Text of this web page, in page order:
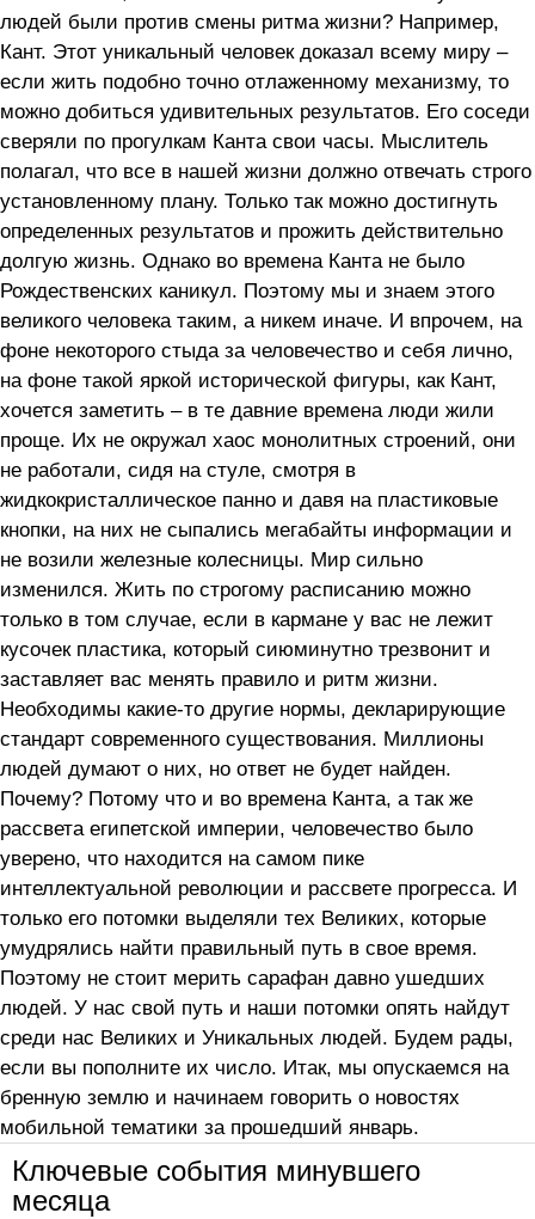
людей были против смены ритма жизни? Например,
Кант. Этот уникальный человек доказал всему миру –
если жить подобно точно отлаженному механизму, то
можно добиться удивительных результатов. Его соседи
сверяли по прогулкам Канта свои часы. Мыслитель
полагал, что все в нашей жизни должно отвечать строго
установленному плану. Только так можно достигнуть
определенных результатов и прожить действительно
долгую жизнь. Однако во времена Канта не было
Рождественских каникул. Поэтому мы и знаем этого
великого человека таким, а никем иначе. И впрочем, на
фоне некоторого стыда за человечество и себя лично,
на фоне такой яркой исторической фигуры, как Кант,
хочется заметить – в те давние времена люди жили
проще. Их не окружал хаос монолитных строений, они
не работали, сидя на стуле, смотря в
жидкокристаллическое панно и давя на пластиковые
кнопки, на них не сыпались мегабайты информации и
не возили железные колесницы. Мир сильно
изменился. Жить по строгому расписанию можно
только в том случае, если в кармане у вас не лежит
кусочек пластика, который сиюминутно трезвонит и
заставляет вас менять правило и ритм жизни.
Необходимы какие-то другие нормы, декларирующие
стандарт современного существования. Миллионы
людей думают о них, но ответ не будет найден.
Почему? Потому что и во времена Канта, а так же
рассвета египетской империи, человечество было
уверено, что находится на самом пике
интеллектуальной революции и рассвете прогресса. И
только его потомки выделяли тех Великих, которые
умудрялись найти правильный путь в свое время.
Поэтому не стоит мерить сарафан давно ушедших
людей. У нас свой путь и наши потомки опять найдут
среди нас Великих и Уникальных людей. Будем рады,
если вы пополните их число. Итак, мы опускаемся на
бренную землю и начинаем говорить о новостях
мобильной тематики за прошедший январь.
Ключевые события минувшего
месяца